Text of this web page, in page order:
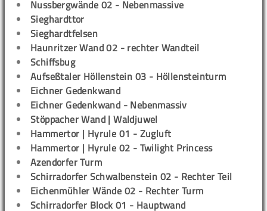
Nussbergwände 02 - Nebenmassive
Sieghardttor
Sieghardtfelsen
Haunritzer Wand 02 - rechter Wandteil
Schiffsbug
Aufseßtaler Höllenstein 03 - Höllensteinturm
Eichner Gedenkwand
Eichner Gedenkwand - Nebenmassiv
Stöppacher Wand | Waldjuwel
Hammertor | Hyrule 01 - Zugluft
Hammertor | Hyrule 02 - Twilight Princess
Azendorfer Turm
Schirradorfer Schwalbenstein 02 - Rechter Teil
Eichenmühler Wände 02 - Rechter Turm
Schirradorfer Block 01 - Hauptwand